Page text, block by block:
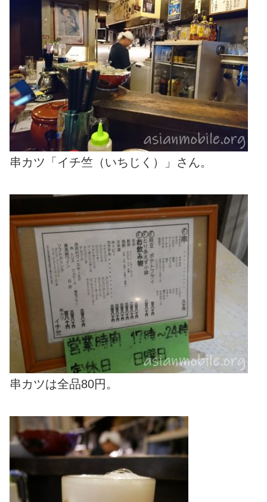
串カツ「イチ竺（いちじく）」さん。
串カツは全品80円。